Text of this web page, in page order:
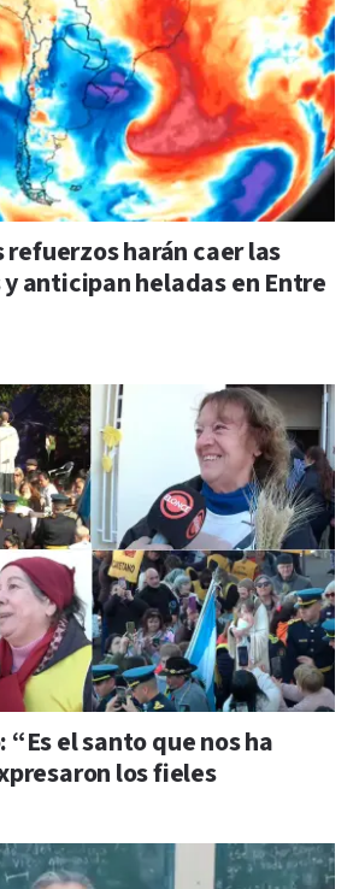
refuerzos harán caer las
anticipan heladas en Entre
“Es el santo que nos ha
los fieles